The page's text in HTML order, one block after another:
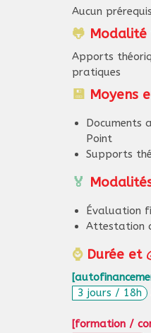
Aucun
🐸 Modalité
Apports
pratiques
💾 Moyens
Documents
Point
Supports
🏅
Évaluation
Attestation
⌚Durée et
3 jours / 18h
[formation /